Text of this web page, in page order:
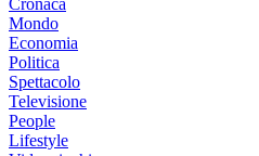
Cronaca
Mondo
Economia
Politica
Spettacolo
Televisione
People
Lifestyle